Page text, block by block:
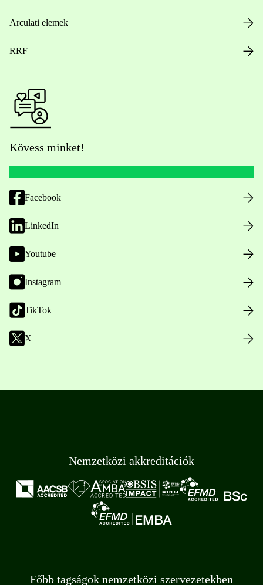
Arculati elemek
RRF
Kövess minket!
Facebook
LinkedIn
Youtube
Instagram
TikTok
X
Nemzetközi akkreditációk
Főbb tagságok nemzetközi szervezetekben